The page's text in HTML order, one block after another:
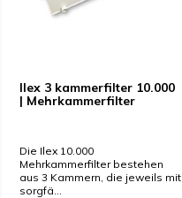
Ilex 3 kammerfilter 10.000
| Mehrkammerfilter
Die Ilex 10.000
Mehrkammerfilter bestehen
aus 3 Kammern, die jeweils mit
sorgfä...